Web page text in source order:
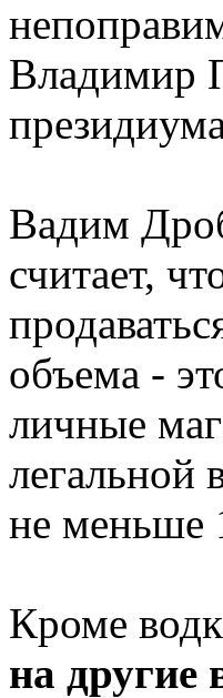
Владимир
Вадим
считает,
объема -
личные
легальной
не меньше
Кроме
на другие